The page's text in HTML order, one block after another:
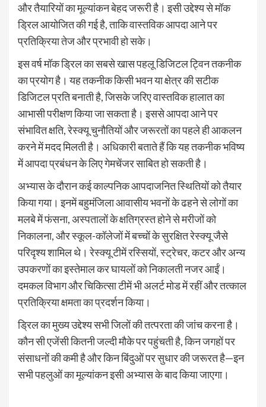
और तैयारियों का मूल्यांकन बेहद जरूरी है। इसी उद्देश्य से मॉक
ड्रिल आयोजित की गई है, ताकि वास्तविक आपदा आने पर
प्रतिक्रिया तेज और प्रभावी हो सके।
इस वर्ष मॉक ड्रिल का सबसे खास पहलू डिजिटल ट्विन तकनीक
का प्रयोग है। यह तकनीक किसी भवन या क्षेत्र की सटीक
डिजिटल प्रति बनाती है, जिसके जरिए वास्तविक हालात का
आभासी परीक्षण किया जा सकता है। इससे आपदा आने पर
संभावित क्षति, रेस्क्यू चुनौतियों और जरूरतों का पहले ही आकलन
करने में मदद मिलती है। अधिकारी बताते हैं कि यह तकनीक भविष्य
में आपदा प्रबंधन के लिए गेमचेंजर साबित हो सकती है।
अभ्यास के दौरान कई काल्पनिक आपदाजनित स्थितियों को तैयार
किया गया। इनमें बहुमंजिला आवासीय भवनों के ढहने से लोगों का
मलबे में फंसना, अस्पतालों के क्षतिग्रस्त होने से मरीजों को
निकालना, और स्कूल-कॉलेजों में बच्चों के सुरक्षित रेस्क्यू जैसे
परिदृश्य शामिल थे। रेस्क्यू टीमें रस्सियों, स्ट्रेचर, कटर और अन्य
उपकरणों का इस्तेमाल कर घायलों को निकालती नजर आईं।
दमकल विभाग और चिकित्सा टीमें भी अलर्ट मोड में रहीं और तत्काल
प्रतिक्रिया क्षमता का प्रदर्शन किया।
ड्रिल का मुख्य उद्देश्य सभी जिलों की तत्परता की जांच करना है।
कौन सी एजेंसी कितनी जल्दी मौके पर पहुंचती है, किन जगहों पर
संसाधनों की कमी है और किन बिंदुओं पर सुधार की जरूरत है—इन
सभी पहलुओं का मूल्यांकन इसी अभ्यास के बाद किया जाएगा।